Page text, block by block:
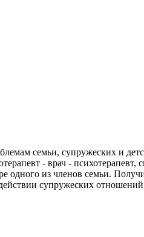
семьи, супружеских и
- врач -
одного из членов семьи.
супружеских